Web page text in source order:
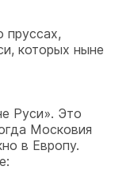
пруссах,
которых ныне
Руси». Это
Московия
в Европу.